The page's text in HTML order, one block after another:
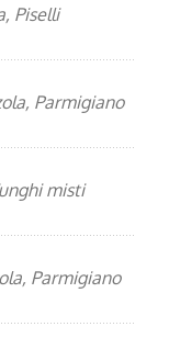
Piselli
Parmigiano
misti
Parmigiano